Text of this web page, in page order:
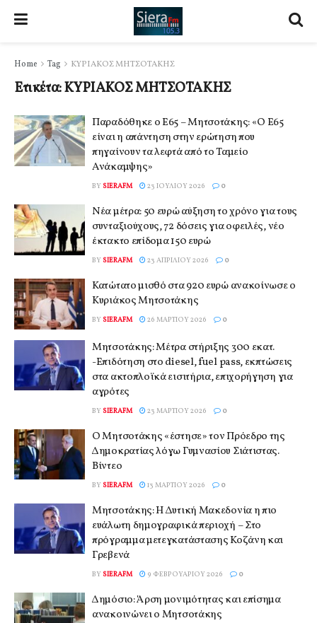
Home Tag ΚΥΡΙΑΚΟΣ ΜΗΤΣΟΤΑΚΗΣ
Ετικέτα:ΚΥΡΙΑΚΟΣ ΜΗΤΣΟΤΑΚΗΣ
Παραδόθηκε ο Ε65 – Μητσοτάκης: «Ο Ε65
είναι η απάντηση στην ερώτηση που
πηγαίνουν τα λεφτά από το Ταμείο
Ανάκαμψης»
BY SIERAFM 23 ΙΟΥΛΊΟΥ 2026 0
Νέα μέτρα: 50 ευρώ αύξηση το χρόνο για τους
συνταξιούχους, 72 δόσεις για οφειλές, νέο
έκτακτο επίδομα 150 ευρώ
BY SIERAFM 23 ΑΠΡΙΛΊΟΥ 2026 0
Κατώτατο μισθό στα 920 ευρώ ανακοίνωσε ο
Κυριάκος Μητσοτάκης
BY SIERAFM 26 ΜΑΡΤΊΟΥ 2026 0
Μητσοτάκης: Μέτρα στήριξης 300 εκατ.
-Επιδότηση στο diesel, fuel pass, εκπτώσεις
στα ακτοπλοϊκά εισιτήρια, επιχορήγηση για
αγρότες
BY SIERAFM 23 ΜΑΡΤΊΟΥ 2026 0
Ο Μητσοτάκης «έστησε» τον Πρόεδρο της
Δημοκρατίας λόγω Γυμνασίου Σιάτιστας.
Βίντεο
BY SIERAFM 13 ΜΑΡΤΊΟΥ 2026 0
Μητσοτάκης: Η Δυτική Μακεδονία η πιο
ευάλωτη δημογραφικά περιοχή – Στο
πρόγραμμα μετεγκατάστασης Κοζάνη και
Γρεβενά
BY SIERAFM 9 ΦΕΒΡΟΥΑΡΊΟΥ 2026 0
Δημόσιο: Άρση μονιμότητας και επίσημα
ανακοινώνει ο Μητσοτάκης